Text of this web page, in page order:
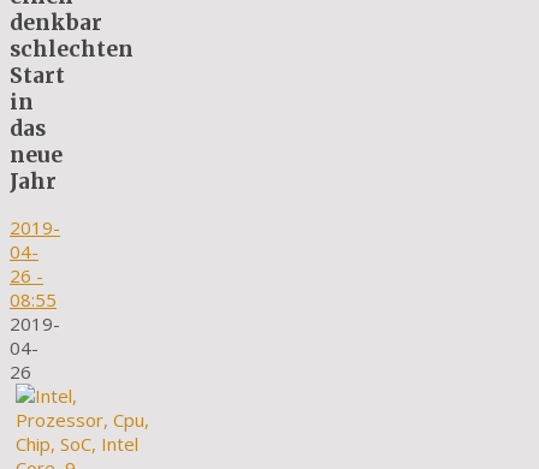
denkbar
schlechten
Start
in
das
neue
Jahr
2019-
04-
26 -
08:55
2019-
04-
26